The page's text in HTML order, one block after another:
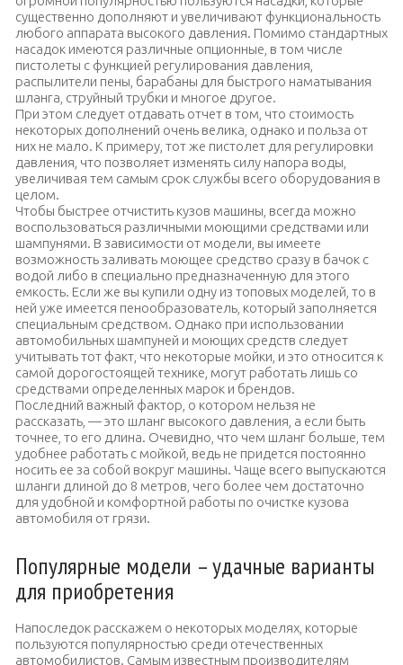
существенно дополняют и увеличивают функциональность
любого аппарата высокого давления. Помимо стандартных
насадок имеются различные опционные, в том числе
пистолеты с функцией регулирования давления,
распылители пены, барабаны для быстрого наматывания
шланга, струйный трубки и многое другое.
При этом следует отдавать отчет в том, что стоимость
некоторых дополнений очень велика, однако и польза от
них не мало. К примеру, тот же пистолет для регулировки
давления, что позволяет изменять силу напора воды,
увеличивая тем самым срок службы всего оборудования в
целом.
Чтобы быстрее отчистить кузов машины, всегда можно
воспользоваться различными моющими средствами или
шампунями. В зависимости от модели, вы имеете
возможность заливать моющее средство сразу в бачок с
водой либо в специально предназначенную для этого
емкость. Если же вы купили одну из топовых моделей, то в
ней уже имеется пенообразователь, который заполняется
специальным средством. Однако при использовании
автомобильных шампуней и моющих средств следует
учитывать тот факт, что некоторые мойки, и это относится к
самой дорогостоящей технике, могут работать лишь со
средствами определенных марок и брендов.
Последний важный фактор, о котором нельзя не
рассказать, — это шланг высокого давления, а если быть
точнее, то его длина. Очевидно, что чем шланг больше, тем
удобнее работать с мойкой, ведь не придется постоянно
носить ее за собой вокруг машины. Чаще всего выпускаются
шланги длиной до 8 метров, чего более чем достаточно
для удобной и комфортной работы по очистке кузова
автомобиля от грязи.
Популярные модели – удачные варианты
для приобретения
Напоследок расскажем о некоторых моделях, которые
пользуются популярностью среди отечественных
автомобилистов. Самым известным производителям